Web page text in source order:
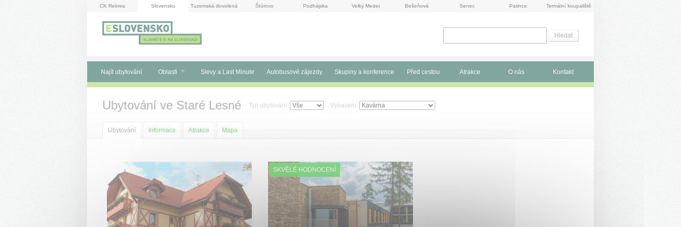
CK Rekrea Slovensko Tuzemská dovolená Štúrovo Podhájska Velký Meder Bešeňová Senec Patince Termální koupaliště
Najít ubytování Oblasti Slevy a Last Minute Autobusové zájezdy Skupiny a konference Před cestou Atrakce O nás Kontakt
Ubytování ve Staré Lesné Typ ubytování: Vybavení:
Ubytování Informace Atrakce Mapa
SKVĚLÉ HODNOCENÍ